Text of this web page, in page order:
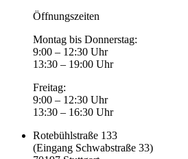
Öffnungszeiten
Montag bis Donnerstag:
9:00 – 12:30 Uhr
13:30 – 19:00 Uhr
Freitag:
9:00 – 12:30 Uhr
13:30 – 16:30 Uhr
Rotebühlstraße 133
(Eingang Schwabstraße 33)